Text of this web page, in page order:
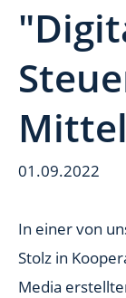
01.09.2022
In einer von
Stolz in
Media